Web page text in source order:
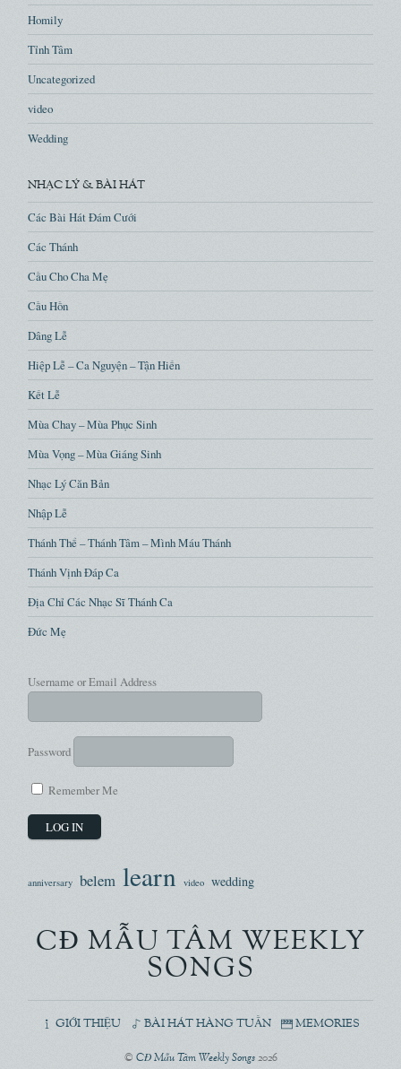
Homily
Tỉnh Tâm
Uncategorized
video
Wedding
NHẠC LÝ & BÀI HÁT
Các Bài Hát Đám Cưới
Các Thánh
Cầu Cho Cha Mẹ
Cầu Hồn
Dâng Lễ
Hiệp Lễ – Ca Nguyện – Tận Hiến
Kết Lễ
Mùa Chay – Mùa Phục Sinh
Mùa Vọng – Mùa Giáng Sinh
Nhạc Lý Căn Bản
Nhập Lễ
Thánh Thể – Thánh Tâm – Mình Máu Thánh
Thánh Vịnh Đáp Ca
Địa Chỉ Các Nhạc Sĩ Thánh Ca
Đức Mẹ
Username or Email Address
Password
Remember Me
anniversary belem learn video wedding
CĐ MẪU TÂM WEEKLY
SONGS
GIỚI THIỆU BÀI HÁT HÀNG TUẦN MEMORIES
© CĐ Mẫu Tâm Weekly Songs2026